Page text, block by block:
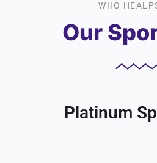
WHO
Our
Platinum